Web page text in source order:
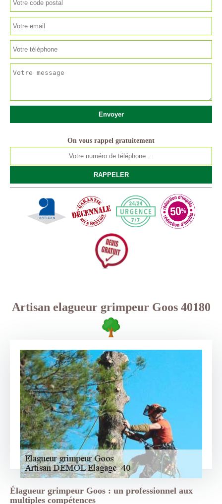
On vous rappel gratuitement
Artisan elagueur grimpeur Goos 40180
Élagueur grimpeur Goos : un professionnel aux
multiples compétences